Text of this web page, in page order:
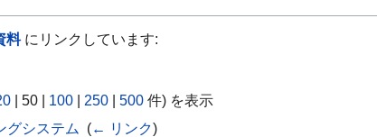
料にリンクしています:
|50 | 100 | 250 |500 件) を表示
グシステム
(← リンク)